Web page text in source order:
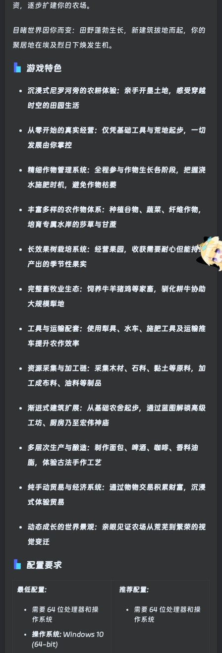
资，逐步扩建你的农场。
目睹世界因你而变：田野蓬勃生长，新建筑拔地而起，你的
聚居地在埃及烈日下焕发生机。
游戏特色
沉浸式尼罗河旁的农耕体验：亲手开垦土地，感受穿越
时空的田园生活
从零开始的真实经营：仅凭基础工具与荒地起步，一切
发展由你掌控
精细作物管理系统：全程参与作物生长各阶段，把握浇
水施肥时机，避免作物枯萎
丰富多样的农作物体系：种植谷物、蔬菜、纤维作物，
培育专属水岸的莎草与甘蔗
长效果树栽培系统：经营果园，收获需要耐心但能持续
产出的季节性果实
完整畜牧业生态：饲养牛羊猪鸡等家畜，驯化耕牛协助
大规模犁地
工具与运输配套：使用犁具、水车、施肥工具及运输推
车提升农作效率
资源采集与加工链：采集木材、石料、黏土等原料，加
工成布料、油料等制品
渐进式建筑扩展：从基础农舍起步，通过蓝图解锁高级
工坊、厨房乃至宏伟神庙
多层次生产与酿造：制作面包、啤酒、咖啡、香料油
脂，体验古法手作工艺
纯手动贸易与经济系统：通过物物交易积累财富，沉浸
式体验贸易
动态成长的世界景观：亲眼见证农场从荒芜到繁荣的视
觉变迁
配置要求
最低配置:
需要 64 位处理器和操
作系统
操作系统: Windows 10
(64-bit)
推荐配置:
需要 64 位处理器和操
作系统